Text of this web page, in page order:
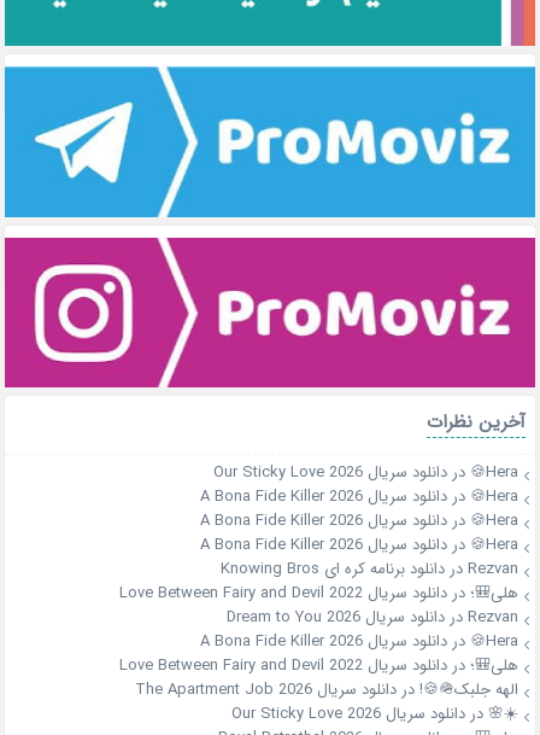
آخرین نظرات
Hera🍪 دردانلود سریال Our Sticky Love 2026
Hera🍪
دردانلود سریال A Bona Fide Killer 2026
Hera🍪
دردانلود سریال A Bona Fide Killer 2026
Hera🍪
دردانلود سریال A Bona Fide Killer 2026
Rezvanدردانلود برنامه کره ای Knowing Bros
هلی🎒؛ دردانلود سریال Love Between Fairy and Devil 2022
Rezvanدردانلود سریال Dream to You 2026
Hera🍪
دردانلود سریال A Bona Fide Killer 2026
هلی🎒؛ دردانلود سریال Love Between Fairy and Devil 2022
الهه جلبک🪖🍪!
دردانلود سریال The Apartment Job 2026
☀️🌸دردانلود سریال Our Sticky Love 2026